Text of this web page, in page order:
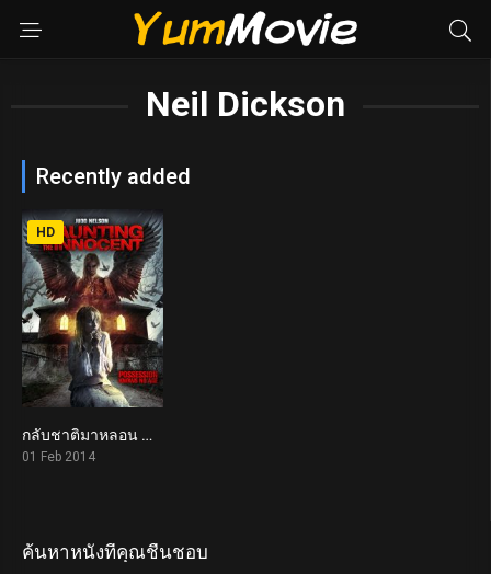
Neil Dickson
Recently added
2.3
HD
กลับชาติมาหลอน Haunting of the Innocent (2014)
01 Feb 2014
ค้นหาหนังที่คุณชื่นชอบ